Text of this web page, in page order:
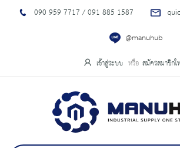
090 959 7717 / 091 885 1587
@manuhub
เข้าสู่ระบบ สมัครสมาชิกใ